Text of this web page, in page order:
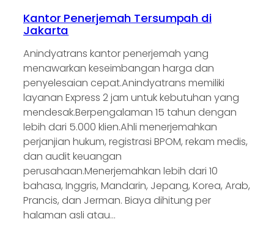
Kantor Penerjemah Tersumpah di
Jakarta
Anindyatrans kantor penerjemah yang
menawarkan keseimbangan harga dan
penyelesaian cepat.Anindyatrans memiliki
layanan Express 2 jam untuk kebutuhan yang
mendesak.Berpengalaman 15 tahun dengan
lebih dari 5.000 klien.Ahli menerjemahkan
perjanjian hukum, registrasi BPOM, rekam medis,
dan audit keuangan
perusahaan.Menerjemahkan lebih dari 10
bahasa, Inggris, Mandarin, Jepang, Korea, Arab,
Prancis, dan Jerman. Biaya dihitung per
halaman asli atau…